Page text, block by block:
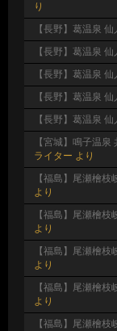
り
【長野】葛温泉
【長野】葛温泉
【長野】葛温泉
【長野】葛温泉
【長野】葛温泉
【宮城】鳴子温
ライター より
【福島】尾瀬檜
より
【福島】尾瀬檜
より
【福島】尾瀬檜
より
【福島】尾瀬檜
より
【福島】尾瀬檜